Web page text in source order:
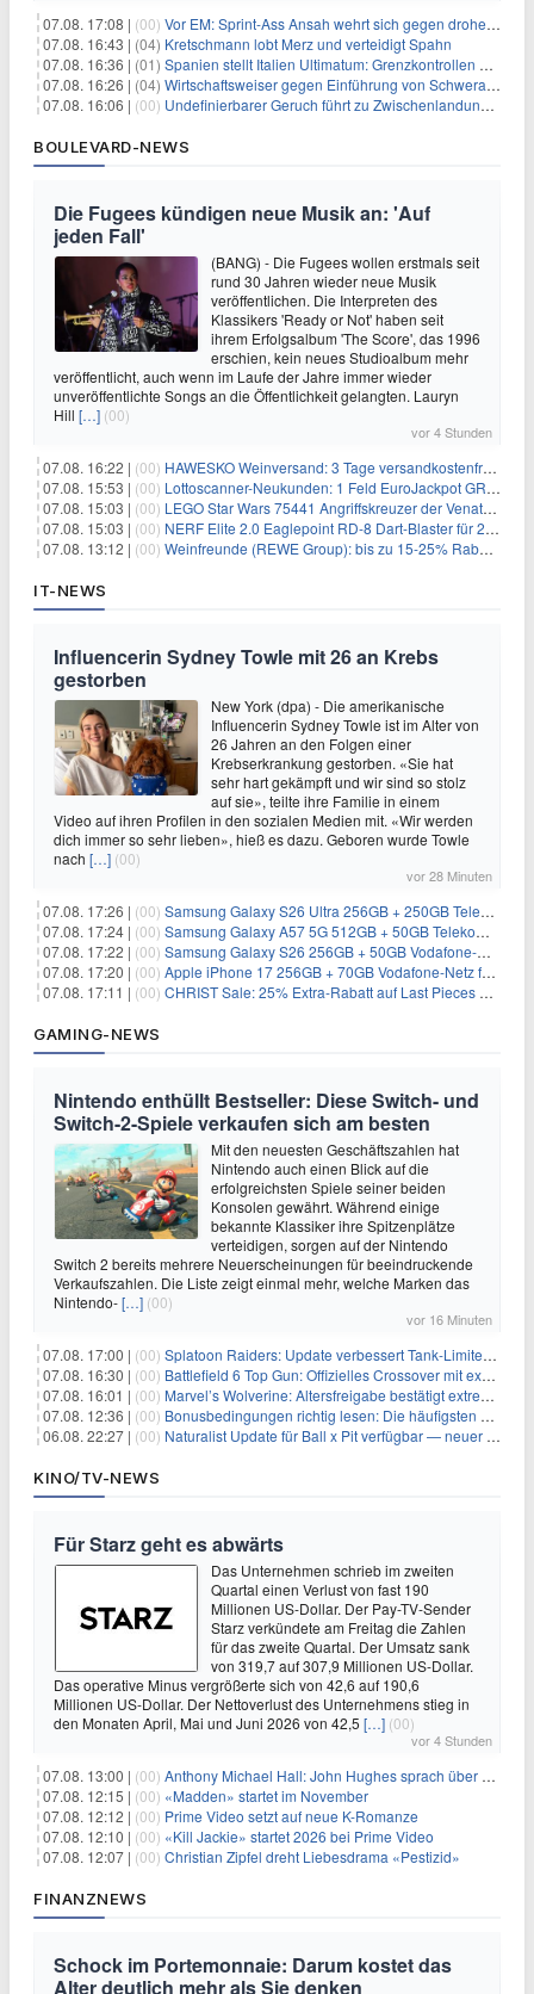
07.08. 17:08 | (00) Vor EM: Sprint-Ass Ansah wehrt sich gegen drohende Sperre
07.08. 16:43 | (04) Kretschmann lobt Merz und verteidigt Spahn
07.08. 16:36 | (01) Spanien stellt Italien Ultimatum: Grenzkontrollen beenden
07.08. 16:26 | (04) Wirtschaftsweiser gegen Einführung von Schwerarbeiter-Rente
07.08. 16:06 | (00) Undefinierbarer Geruch führt zu Zwischenlandung von Flieger
BOULEVARD-NEWS
Die Fugees kündigen neue Musik an: 'Auf
jeden Fall'
(BANG) - Die Fugees wollen erstmals seit
rund 30 Jahren wieder neue Musik
veröffentlichen. Die Interpreten des
Klassikers 'Ready or Not' haben seit
ihrem Erfolgsalbum 'The Score', das 1996
erschien, kein neues Studioalbum mehr
veröffentlicht, auch wenn im Laufe der Jahre immer wieder
unveröffentlichte Songs an die Öffentlichkeit gelangten. Lauryn
Hill […] (00)
vor 4 Stunden
07.08. 16:22 | (00) HAWESKO Weinversand: 3 Tage versandkostenfrei bestellen (MBW 25€)
07.08. 15:53 | (00) Lottoscanner-Neukunden: 1 Feld EuroJackpot GRATIS spielen
07.08. 15:03 | (00) LEGO Star Wars 75441 Angriffskreuzer der Venator-Klasse für 50,25€
07.08. 15:03 | (00) NERF Elite 2.0 Eaglepoint RD-8 Dart-Blaster für 20,49€
07.08. 13:12 | (00) Weinfreunde (REWE Group): bis zu 15-25% Rabatt je nach Anzahl der Flaschen
IT-NEWS
Influencerin Sydney Towle mit 26 an Krebs
gestorben
New York (dpa) - Die amerikanische
Influencerin Sydney Towle ist im Alter von
26 Jahren an den Folgen einer
Krebserkrankung gestorben. «Sie hat
sehr hart gekämpft und wir sind so stolz
auf sie», teilte ihre Familie in einem
Video auf ihren Profilen in den sozialen Medien mit. «Wir werden
dich immer so sehr lieben», hieß es dazu. Geboren wurde Towle
nach […] (00)
vor 28 Minuten
07.08. 17:26 | (00) Samsung Galaxy S26 Ultra 256GB + 250GB Telekom-Netz für 34€/Monat (effektiv 5,42€/Monat)
07.08. 17:24 | (00) Samsung Galaxy A57 5G 512GB + 50GB Telekom-Netz für 20€/Monat (effektiv 3,33€/Monat)
07.08. 17:22 | (00) Samsung Galaxy S26 256GB + 50GB Vodafone-Netz für 19,99€/Monat (effektiv 1,26€/Monat)
07.08. 17:20 | (00) Apple iPhone 17 256GB + 70GB Vodafone-Netz für 34,99€/Monat (effektiv 6,41€/Monat)
07.08. 17:11 | (00) CHRIST Sale: 25% Extra-Rabatt auf Last Pieces bei Schmuck & Uhren
GAMING-NEWS
Nintendo enthüllt Bestseller: Diese Switch- und
Switch-2-Spiele verkaufen sich am besten
Mit den neuesten Geschäftszahlen hat
Nintendo auch einen Blick auf die
erfolgreichsten Spiele seiner beiden
Konsolen gewährt. Während einige
bekannte Klassiker ihre Spitzenplätze
verteidigen, sorgen auf der Nintendo
Switch 2 bereits mehrere Neuerscheinungen für beeindruckende
Verkaufszahlen. Die Liste zeigt einmal mehr, welche Marken das
Nintendo-[…] (00)
vor 16 Minuten
07.08. 17:00 | (00) Splatoon Raiders: Update verbessert Tank-Limiter und behebt Bugs
07.08. 16:30 | (00) Battlefield 6 Top Gun: Offizielles Crossover mit exklusiven Inhalten angekündigt
07.08. 16:01 | (00) Marvel’s Wolverine: Altersfreigabe bestätigt extreme Gewalt und düstere Szenen
07.08. 12:36 | (00) Bonusbedingungen richtig lesen: Die häufigsten Stolperfallen
06.08. 22:27 | (00) Naturalist Update für Ball x Pit verfügbar — neuer Content auf allen Plattformen
KINO/TV-NEWS
Für Starz geht es abwärts
Das Unternehmen schrieb im zweiten
Quartal einen Verlust von fast 190
Millionen US-Dollar. Der Pay-TV-Sender
Starz verkündete am Freitag die Zahlen
für das zweite Quartal. Der Umsatz sank
von 319,7 auf 307,9 Millionen US-Dollar.
Das operative Minus vergrößerte sich von 42,6 auf 190,6
Millionen US-Dollar. Der Nettoverlust des Unternehmens stieg in
den Monaten April, Mai und Juni 2026 von 42,5 […] (00)
vor 4 Stunden
07.08. 13:00 | (00) Anthony Michael Hall: John Hughes sprach über eine Fortsetzung von 'The Breakfast Club'
07.08. 12:15 | (00) «Madden» startet im November
07.08. 12:12 | (00) Prime Video setzt auf neue K-Romanze
07.08. 12:10 | (00) «Kill Jackie» startet 2026 bei Prime Video
07.08. 12:07 | (00) Christian Zipfel dreht Liebesdrama «Pestizid»
FINANZNEWS
Schock im Portemonnaie: Darum kostet das
Alter deutlich mehr als Sie denken